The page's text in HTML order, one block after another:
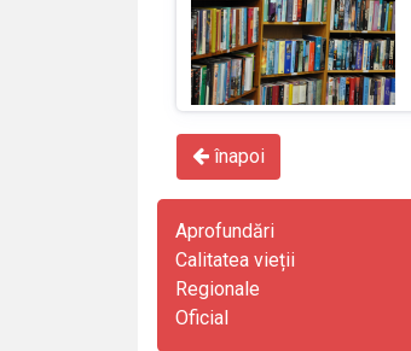
înapoi
Aprofundări
Calitatea vieții
Regionale
Oficial